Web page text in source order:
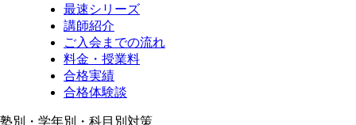
最速シリーズ
講師紹介
ご入会までの流れ
料金・授業料
合格実績
合格体験談
塾別・学年別・科目別対策